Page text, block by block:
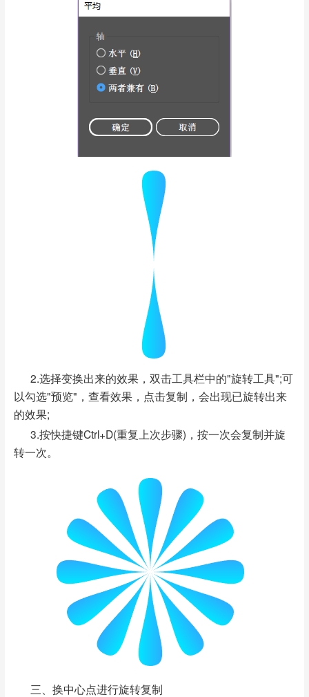
2.选择变换出来的效果，双击工具栏中的"旋转工具";可
以勾选"预览"，查看效果，点击复制，会出现已旋转出来
的效果;
3.按快捷键Ctrl+D(重复上次步骤)，按一次会复制并旋
转一次。
三、换中心点进行旋转复制